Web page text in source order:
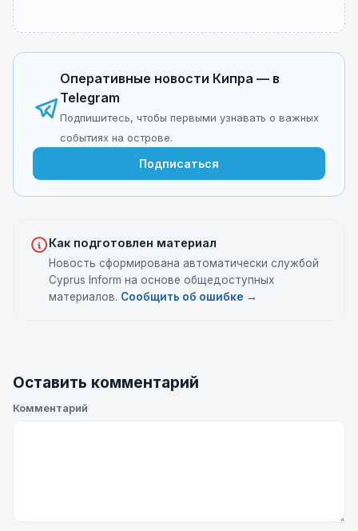
Оперативные новости Кипра — в
Telegram
Подпишитесь, чтобы первыми узнавать о важных
событиях на острове.
Подписаться
Как подготовлен материал
Новость сформирована автоматически службой
Cyprus Inform на основе общедоступных
материалов. Сообщить об ошибке →
Оставить комментарий
Комментарий